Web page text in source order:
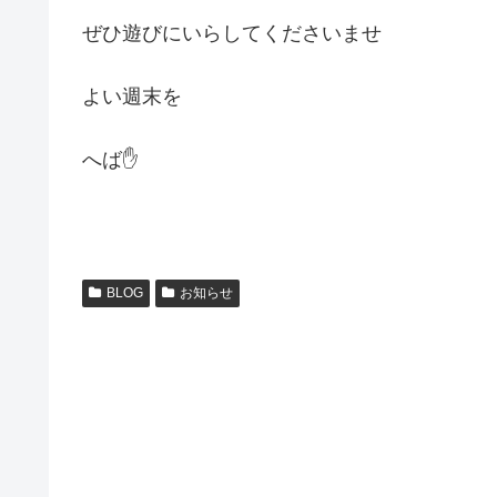
ぜひ遊びにいらしてくださいませ
よい週末を
へば✋
BLOG お知らせ